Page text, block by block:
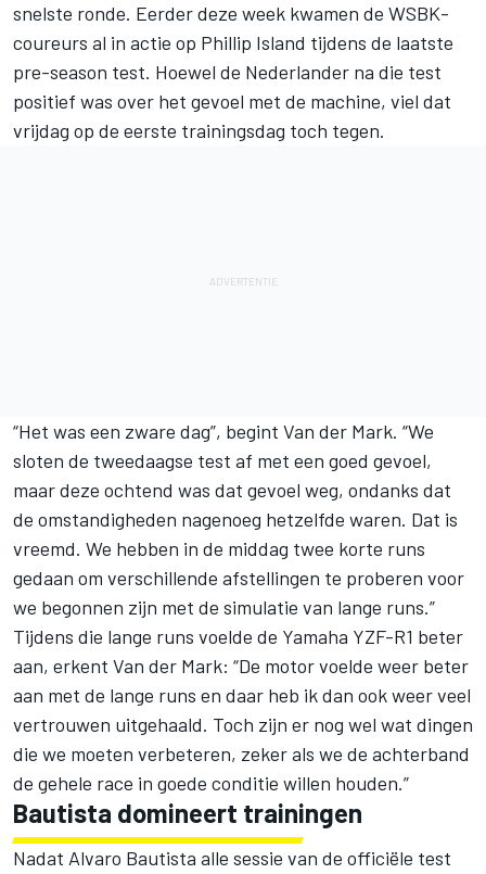
snelste ronde. Eerder deze week kwamen de WSBK-
coureurs al in actie op Phillip Island tijdens de laatste
pre-season test. Hoewel de Nederlander na die test
positief was over het gevoel met de machine, viel dat
vrijdag op de eerste trainingsdag toch tegen.
“Het was een zware dag”, begint Van der Mark. “We
sloten de tweedaagse test af met een goed gevoel,
maar deze ochtend was dat gevoel weg, ondanks dat
de omstandigheden nagenoeg hetzelfde waren. Dat is
vreemd. We hebben in de middag twee korte runs
gedaan om verschillende afstellingen te proberen voor
we begonnen zijn met de simulatie van lange runs.”
Tijdens die lange runs voelde de Yamaha YZF-R1 beter
aan, erkent Van der Mark: “De motor voelde weer beter
aan met de lange runs en daar heb ik dan ook weer veel
vertrouwen uitgehaald. Toch zijn er nog wel wat dingen
die we moeten verbeteren, zeker als we de achterband
de gehele race in goede conditie willen houden.”
Bautista domineert trainingen
Nadat Alvaro Bautista alle sessie van de officiële test